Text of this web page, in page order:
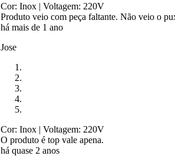
Cor: Inox | Voltagem: 220V
Produto veio com peça faltante. Não veio o
há mais de 1 ano
Jose
Cor: Inox | Voltagem: 220V
O produto é top vale apena.
há quase 2 anos